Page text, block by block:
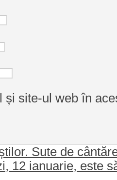
site-ul web în
Sute de
12 ianuarie, este